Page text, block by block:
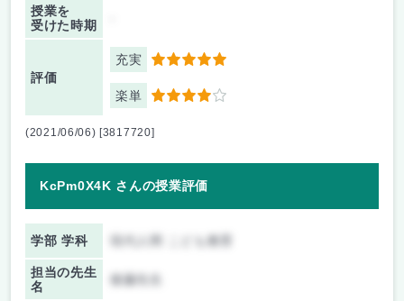
授業を
受けた時期
評価
充実 5
楽単 4
(2021/06/06) [3817720]
KcPm0X4K さんの授業評価
学部 学科
担当の先生
名
後藤先生